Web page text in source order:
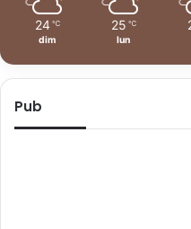
24 ℃
dim
25 ℃
lun
Pub